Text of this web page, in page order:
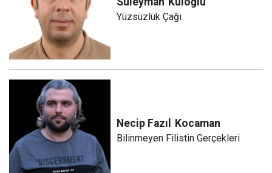
Yüzsüzlük Çağı
Necip Fazıl Kocaman
Bilinmeyen Filistin Gerçekleri